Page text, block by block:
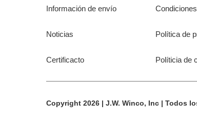
Información de envío
Noticias
Certificacto
Política de
Políticia de
Copyright 2026 | J.W. Winco, Inc | Todos